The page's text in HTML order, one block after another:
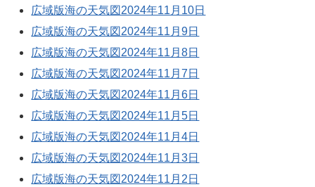
広域版海の天気図2024年11月10日
広域版海の天気図2024年11月9日
広域版海の天気図2024年11月8日
広域版海の天気図2024年11月7日
広域版海の天気図2024年11月6日
広域版海の天気図2024年11月5日
広域版海の天気図2024年11月4日
広域版海の天気図2024年11月3日
広域版海の天気図2024年11月2日